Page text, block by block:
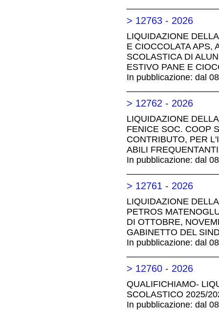
> 12763 - 2026
LIQUIDAZIONE
E CIOCCOLATA APS,
SCOLASTICA DI
ESTIVO PANE E
In pubblicazione: dal
> 12762 - 2026
LIQUIDAZIONE
FENICE SOC. COOP
CONTRIBUTO, PER
ABILI
In pubblicazione: dal
> 12761 - 2026
LIQUIDAZIONE
PETROS
DI OTTOBRE,
GABINETTO DEL
In pubblicazione: dal
> 12760 - 2026
QUALIFICHIAMO-
SCOLASTICO 2025/
In pubblicazione: dal